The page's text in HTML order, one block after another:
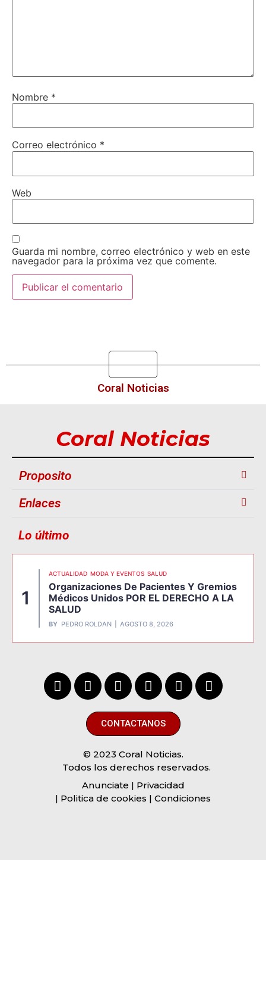
Nombre *
Correo electrónico *
Web
Guarda mi nombre, correo electrónico y web en este
navegador para la próxima vez que comente.
Coral Noticias
Coral Noticias
Proposito
Enlaces
Lo último
1
ACTUALIDAD MODA Y EVENTOS SALUD
Organizaciones De Pacientes Y Gremios
Médicos Unidos POR EL DERECHO A LA
SALUD
BY PEDRO ROLDAN AGOSTO 8, 2026
CONTACTANOS
© 2023 Coral Noticias.
Todos los derechos reservados.
Anunciate | Privacidad
| Politica de cookies | Condiciones